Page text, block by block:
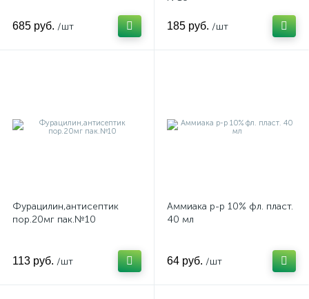
685 руб. /шт 185 руб. /шт
Фурацилин,антисептик
пор.20мг пак.№10
113 руб. /шт
Аммиака р-р 10% фл. пласт.
40 мл
64 руб. /шт